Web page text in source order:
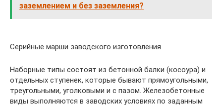
заземлением и без заземления?
Серийные марши заводского изготовления
Наборные типы состоят из бетонной балки (косоура) и
отдельных ступенек, которые бывают прямоугольными,
треугольными, уголковыми и с пазом. Железобетонные
виды выполняются в заводских условиях по заданным